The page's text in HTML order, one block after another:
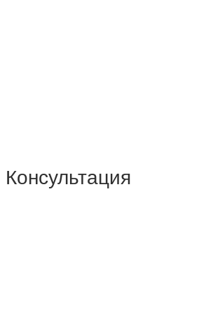
Консультация